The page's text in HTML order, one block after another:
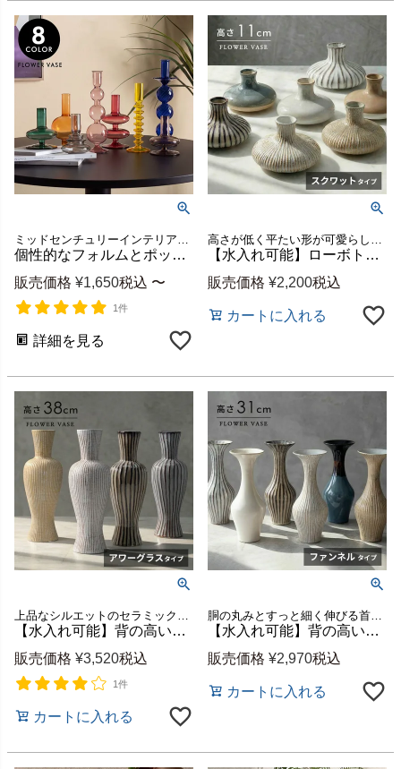
ミッドセンチュリーインテリアにおすすめのカラフルなレトロポップな花瓶
個性的なフォルムとポップなカラーが映えるフラワーベース[9495]
販売価格 ¥1,650税込 〜
1件
詳細を見る
高さが低く平たい形が可愛らしい、ボトル型のセラミック製フラワーベース
【水入れ可能】ローボトル型が暮らしに馴染む、シンプルでおしゃれな陶器の花瓶 スクワットタイプ [94873]
販売価格 ¥2,200税込
カートに入れる
上品なシルエットのセラミック製フラワーベース
【水入れ可能】背の高いロングシルエットが暮らしに馴染む、シンプルでおしゃれな陶器の花瓶 アワーグラスタイプ [94872]
販売価格 ¥3,520税込
1件
カートに入れる
胴の丸みとすっと細く伸びる首元のバランスが美しい、セラミック製フラワーベース
【水入れ可能】背の高いロングシルエットが暮らしに馴染む、シンプルでおしゃれな陶器の花瓶 ファンネルタイプ [94871]
販売価格 ¥2,970税込
カートに入れる